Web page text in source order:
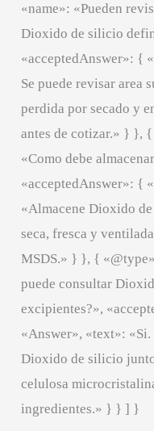
«name»: «Pueden
Dioxido de silicio
«acceptedAnswer»: {
Se puede revisar area
perdida por secado y
antes de cotizar.» } },
«Como debe
«acceptedAnswer»: {
«Almacene Dioxido
seca, fresca y
MSDS.» } }, {
puede consultar
excipientes?»,
«Answer», «text»:
Dioxido de silicio
celulosa
ingredientes.» } } ] }